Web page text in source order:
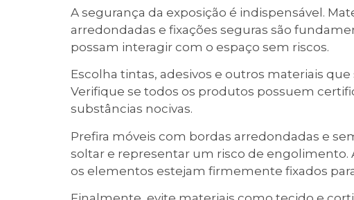
A segurança da exposição é indispensável.
arredondadas e fixações seguras são
possam interagir com o espaço sem riscos.
Escolha tintas, adesivos e outros materiais
Verifique se todos os produtos possuem
substâncias nocivas.
Prefira móveis com bordas arredondadas e
soltar e representar um risco de
os elementos estejam firmemente fixados